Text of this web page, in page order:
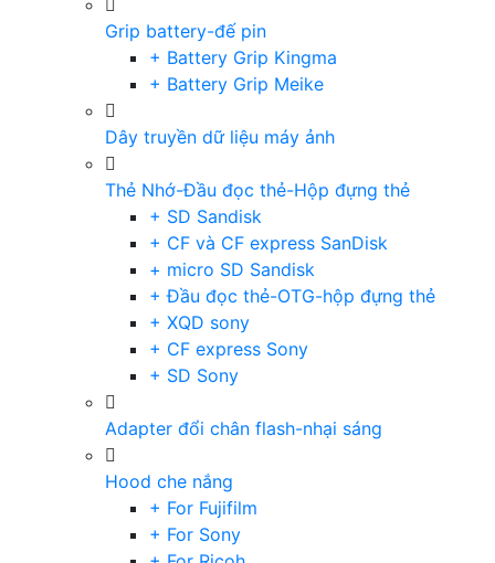
Grip battery-đế pin
+ Battery Grip Kingma
+ Battery Grip Meike
Dây truyền dữ liệu máy ảnh
Thẻ Nhớ-Đầu đọc thẻ-Hộp đựng thẻ
+ SD Sandisk
+ CF và CF express SanDisk
+ micro SD Sandisk
+ Đầu đọc thẻ-OTG-hộp đựng thẻ
+ XQD sony
+ CF express Sony
+ SD Sony
Adapter đổi chân flash-nhại sáng
Hood che nắng
+ For Fujifilm
+ For Sony